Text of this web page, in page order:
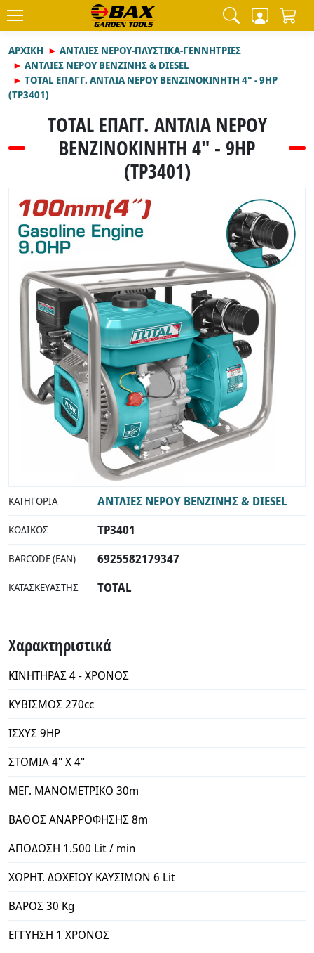
ΑΡΧΙΚΉ
ΑΝΤΛΙΕΣ ΝΕΡΟΥ-ΠΛΥΣΤΙΚΑ-ΓΕΝΝΗΤΡΙΕΣ
ΑΝΤΛΙΕΣ ΝΕΡΟΥ ΒΕΝΖΙΝΗΣ & DIESEL
TOTAL ΕΠΑΓΓ. ΑΝΤΛΙΑ ΝΕΡΟΥ ΒΕΝΖΙΝΟΚΙΝΗΤΗ 4" - 9ΗΡ
(TP3401)
TOTAL ΕΠΑΓΓ. ΑΝΤΛΙΑ ΝΕΡΟΥ
ΒΕΝΖΙΝΟΚΙΝΗΤΗ 4" - 9ΗΡ
(TP3401)
INDUSTRIAL
ΚΑΤΗΓΟΡΊΑ ΑΝΤΛΙΕΣ ΝΕΡΟΥ ΒΕΝΖΙΝΗΣ & DIESEL
ΚΩΔΙΚΌΣ TP3401
BARCODE (EAN) 6925582179347
ΚΑΤΑΣΚΕΥΑΣΤΉΣ TOTAL
Χαρακτηριστικά
ΚΙΝΗΤΗΡΑΣ 4 - ΧΡΟΝΟΣ
ΚΥΒΙΣΜΟΣ 270cc
ΙΣΧΥΣ 9ΗΡ
ΣΤΟΜΙΑ 4" Χ 4"
ΜΕΓ. ΜΑΝΟΜΕΤΡΙΚΟ 30m
ΒΑΘΟΣ ΑΝΑΡΡΟΦΗΣΗΣ 8m
ΑΠΟΔΟΣΗ 1.500 Lit / min
ΧΩΡΗΤ. ΔΟΧΕΙΟΥ ΚΑΥΣΙΜΩΝ 6 Lit
ΒΑΡΟΣ 30 Kg
ΕΓΓΥΗΣΗ 1 ΧΡΟΝΟΣ